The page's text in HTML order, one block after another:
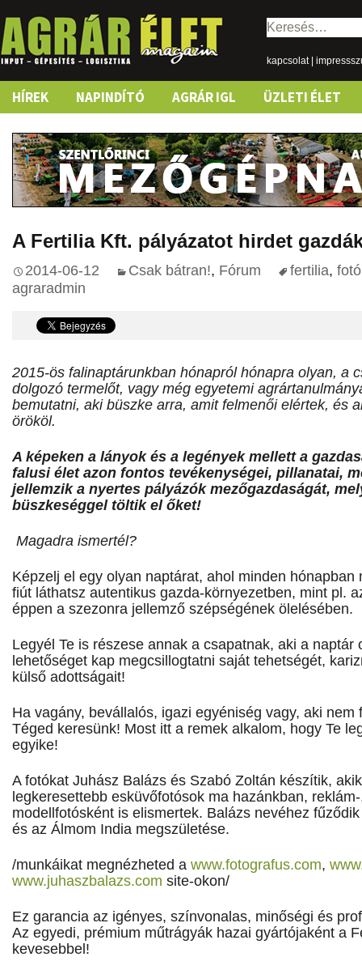
Keresés:
kapcsolat|
Skip
content
HÍREK NAPINDÍTÓ AGRÁR IGL ÜZLETI ÉLET
A Fertilia Kft. pályázatot hirdet
2014-06-12 Csak bátran!, Fórum fertilia, fotó
agraradmin
2015-ös falinaptárunkban hónapról hónapra olyan, a
dolgozó termelőt, vagy még egyetemi
bemutatni, aki büszke arra, amit felmenői elértek, és
örököl.
A képeken a lányok és a legények mellett a
falusi élet azon fontos tevékenységei, pillanatai,
jellemzik a nyertes pályázók mezőgazdaságát,
büszkeséggel töltik el őket!
Magadra ismertél?
Képzelj el egy olyan naptárat, ahol minden hónapban
fiút láthatsz autentikus gazda-környezetben, mint pl.
éppen a szezonra jellemző szépségének ölelésében.
Legyél Te is részese annak a csapatnak, aki a naptár
lehetőséget kap megcsillogtatni saját tehetségét,
külső adottságait!
Ha vagány, bevállalós, igazi egyéniség vagy, aki nem
Téged keresünk! Most itt a remek alkalom, hogy Te
egyike!
A fotókat Juhász Balázs és Szabó Zoltán készítik,
legkeresettebb esküvőfotósok ma hazánkban,
modellfotósként is elismertek. Balázs nevéhez
és az Álmom India megszületése.
/munkáikat megnézheted a www.fotografus.com,
www.juhaszbalazs.com site-okon/
Ez garancia az igényes, színvonalas, minőségi és
Az egyedi, prémium műtrágyák hazai gyártójaként a
kevesebbel!